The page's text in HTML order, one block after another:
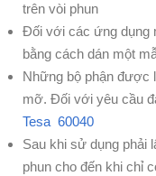
trên vòi phun
Đối với các ứng dụng
bằng cách dán một
Những bộ phận được
mỡ. Đối với yêu cầu
Tesa 60040
Sau khi sử dụng phải
phun cho đến khi chỉ